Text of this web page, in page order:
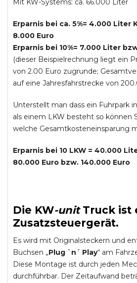
Mit KW-Systems: ca. 66.000 Liter
Erparnis bei ca. 5%= 4.000
8.000 Euro
Erparnis bei 10%= 7.000 Liter
(dieser Beispielrechnung liegt ein
von 2.00 Euro zugrunde;
auf eine Jahresfahrstrecke von
Unterstellt man dass ein Fuhrpark
als einem LKW besteht so können
welche Gesamtkosteneinsparung
Erparnis bei 10 LKW = 40.000
80.000 Euro bzw. 140.000 Euro
Die KW-unit Truckist
Zusatzsteuergerät.
Es wird mit Originalsteckern und
Buchsen „Plug `n´ Play“ am
Diese Montage ist durch jeden
durchführbar. Der Zeitaufwand